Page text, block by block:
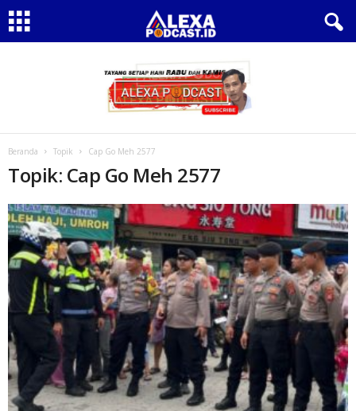
Beranda Topik Cap Go Meh 2577
Topik: Cap Go Meh 2577